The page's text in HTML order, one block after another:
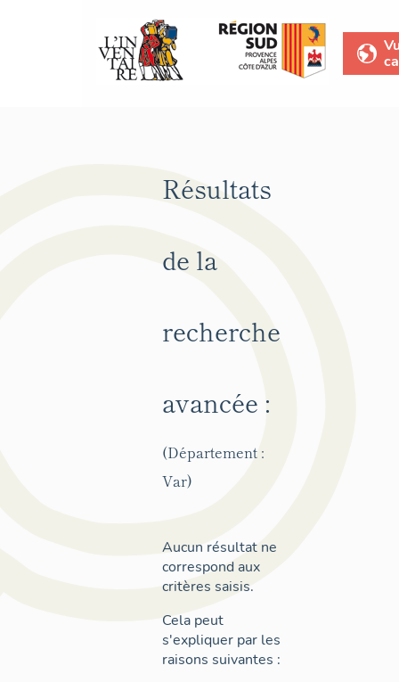
Résultats
de la
recherche
avancée :
(Département :
Var)
Aucun résultat ne
correspond aux
critères saisis.
Cela peut
s'expliquer par les
raisons suivantes :